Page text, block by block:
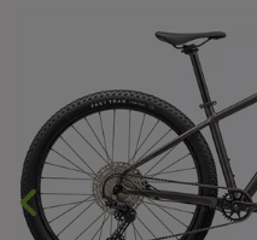
chevron_backward